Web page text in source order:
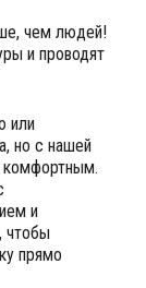
чем людей!
и проводят
или
но с нашей
комфортным.
и
чтобы
прямо